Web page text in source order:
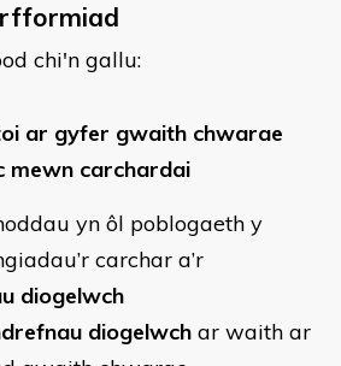
chi'n gallu:
ar gyfer gwaith chwarae
mewn carchardai
yn ôl poblogaeth y
carchar a’r
diogelwch
diogelwch ar waith ar